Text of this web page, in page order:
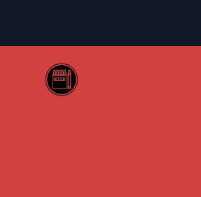
Web coloriage